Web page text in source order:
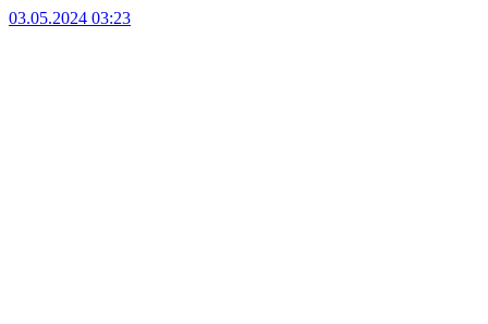
03.05.2024 03:23